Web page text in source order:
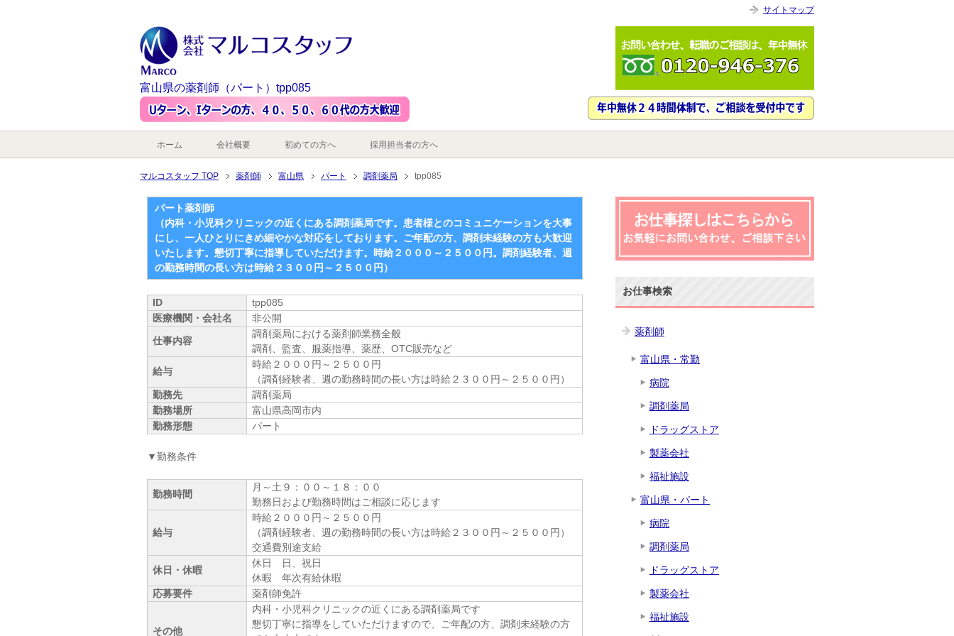
富山県の薬剤師（パート）tpp085
ホーム 会社概要 初めての方へ 採用担当者の方へ
マルコスタッフ TOP 薬剤師 富山県 パート 調剤薬局 tpp085
パート薬剤師
（内科・小児科クリニックの近くにある調剤薬局です。患者様とのコミュニケーションを大事
にし、一人ひとりにきめ細やかな対応をしております。ご年配の方、調剤未経験の方も大歓迎
いたします。懇切丁寧に指導していただけます。時給２０００～２５００円。調剤経験者、週
の勤務時間の長い方は時給２３００円～２５００円）
ID
tpp085
医療機関・会社名
非公開
仕事内容
調剤薬局における薬剤師業務全般
調剤、監査、服薬指導、薬歴、OTC販売など
給与
時給２０００円～２５００円
（調剤経験者、週の勤務時間の長い方は時給２３００円～２５００円）
勤務先
調剤薬局
勤務場所
富山県高岡市内
勤務形態
パート
▼勤務条件
勤務時間
月～土９：００～１８：００
勤務日および勤務時間はご相談に応じます
給与
時給２０００円～２５００円
（調剤経験者、週の勤務時間の長い方は時給２３００円～２５００円）
交通費別途支給
休日・休暇
休日 日、祝日
休暇 年次有給休暇
応募要件
薬剤師免許
その他
内科・小児科クリニックの近くにある調剤薬局です
懇切丁寧に指導をしていただけますので、ご年配の方、調剤未経験の方
お仕事検索
薬剤師
富山県・常勤
病院
調剤薬局
ドラッグストア
製薬会社
福祉施設
富山県・パート
病院
調剤薬局
ドラッグストア
製薬会社
福祉施設
サイトマップ